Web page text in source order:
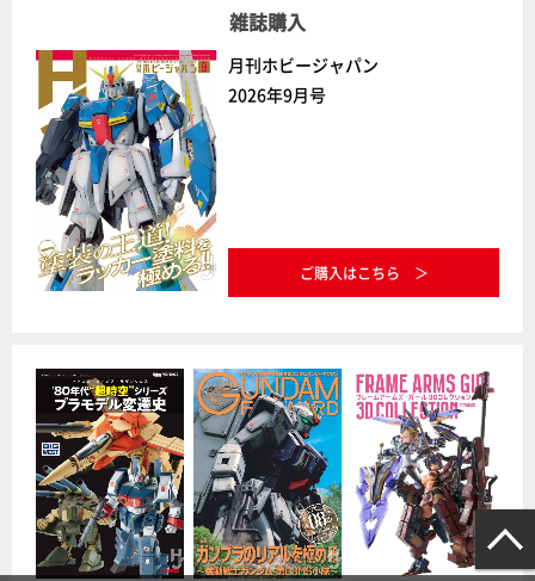
雑誌購入
月刊ホビージャパン
2026年9月号
ご購入はこちら